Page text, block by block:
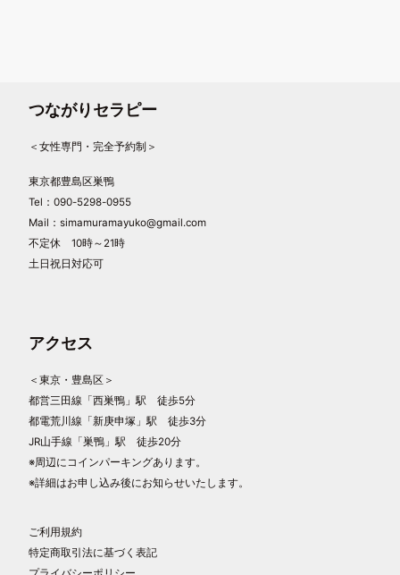
つながりセラピー
＜女性専門・完全予約制＞
東京都豊島区巣鴨
Tel：090-5298-0955
Mail：simamuramayuko@gmail.com
不定休 10時～21時
土日祝日対応可
アクセス
＜東京・豊島区＞
都営三田線「西巣鴨」駅 徒歩5分
都電荒川線「新庚申塚」駅 徒歩3分
JR山手線「巣鴨」駅 徒歩20分
※周辺にコインパーキングあります。
※詳細はお申し込み後にお知らせいたします。
ご利用規約
特定商取引法に基づく表記